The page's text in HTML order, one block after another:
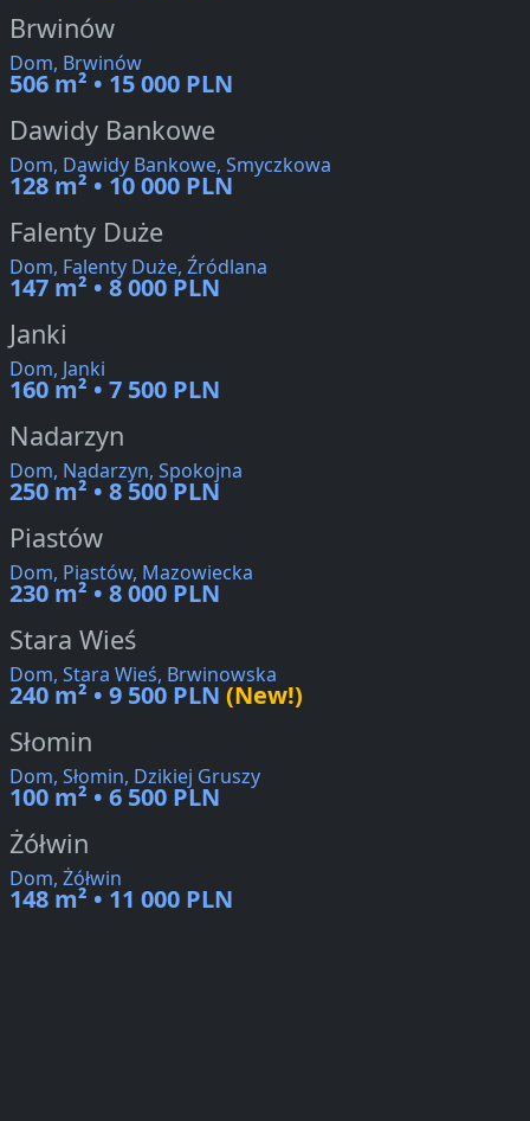
Brwinów
Dom, Brwinów
506 m² • 15 000 PLN
Dawidy Bankowe
Dom, Dawidy Bankowe, Smyczkowa
128 m² • 10 000 PLN
Falenty Duże
Dom, Falenty Duże, Źródlana
147 m² • 8 000 PLN
Janki
Dom, Janki
160 m² • 7 500 PLN
Nadarzyn
Dom, Nadarzyn, Spokojna
250 m² • 8 500 PLN
Piastów
Dom, Piastów, Mazowiecka
230 m² • 8 000 PLN
Stara Wieś
Dom, Stara Wieś, Brwinowska
240 m² • 9 500 PLN (New!)
Słomin
Dom, Słomin, Dzikiej Gruszy
100 m² • 6 500 PLN
Żółwin
Dom, Żółwin
148 m² • 11 000 PLN